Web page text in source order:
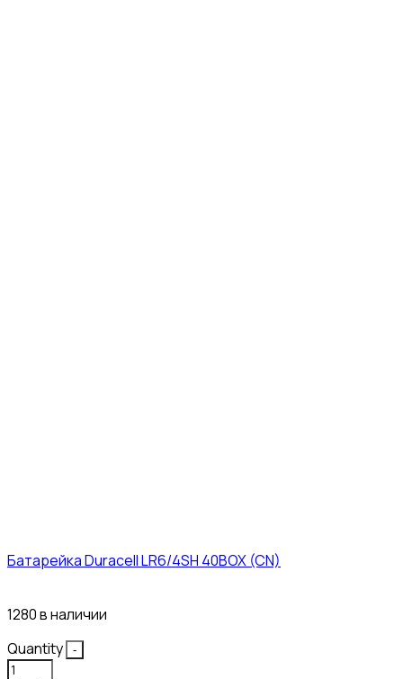
Батарейка Duracell LR6/4SH 40BOX (CN)
1280 в наличии
Quantity
-